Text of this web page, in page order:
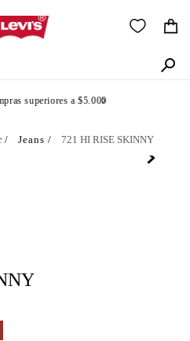
superiores a $5.000
Jeans 721 HI RISE SKINNY